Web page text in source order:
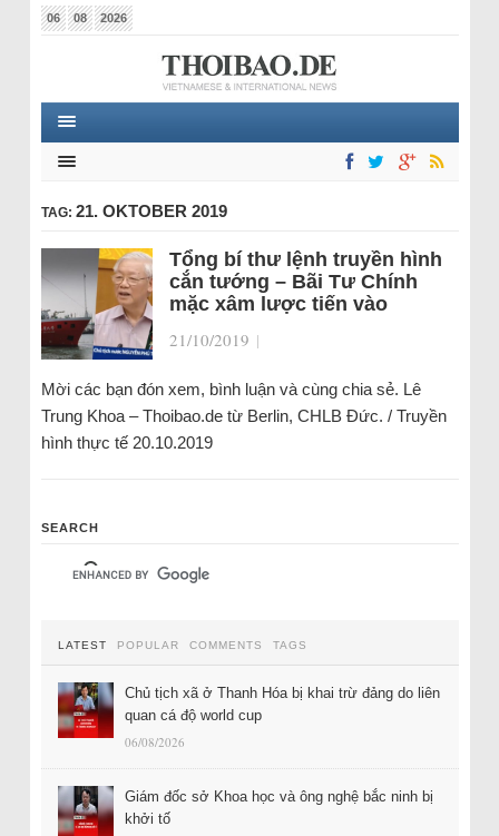
06 08 2026
TAG: 21. OKTOBER 2019
Tổng bí thư lệnh truyền hình
cắn tướng – Bãi Tư Chính
mặc xâm lược tiến vào
21/10/2019 |
Mời các bạn đón xem, bình luận và cùng chia sẻ. Lê
Trung Khoa – Thoibao.de từ Berlin, CHLB Đức. / Truyền
hình thực tế 20.10.2019
SEARCH
LATEST POPULAR COMMENTS TAGS
Chủ tịch xã ở Thanh Hóa bị khai trừ đảng do liên
quan cá độ world cup
06/08/2026
Giám đốc sở Khoa học và ông nghệ bắc ninh bị
khởi tố